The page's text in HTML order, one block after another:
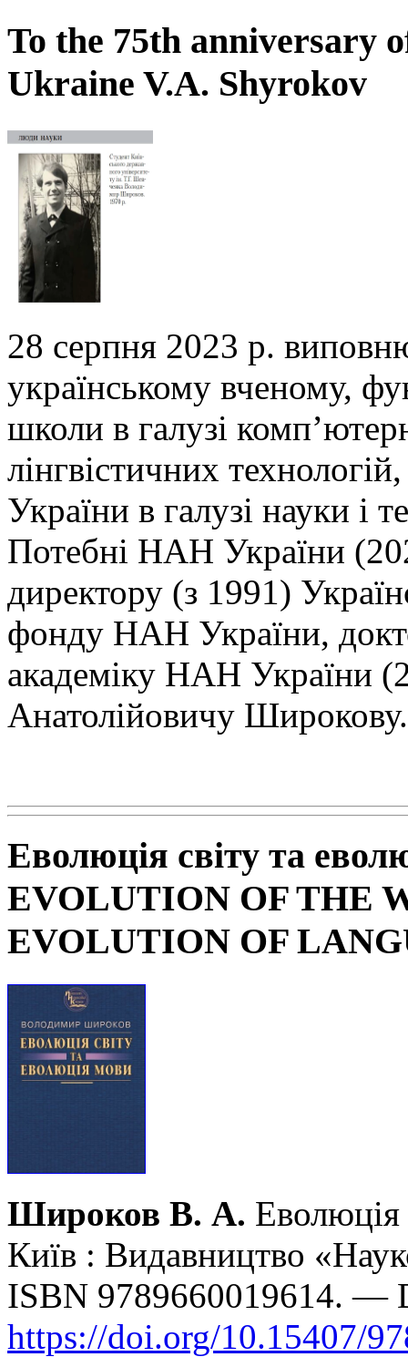
To the 75th anniversary
Ukraine V.A. Shyrokov
28 серпня 2023 р.
українському вченому,
школи в галузі
лінгвістичних
України в галузі науки і
Потебні НАН України
директору (з 1991)
фонду НАН України,
академіку НАН України
Анатолійовичу Широкову.
Еволюція світу та
EVOLUTION OF THE
EVOLUTION OF
Широков В. А.
Київ : Видавництво
ISBN 9789660019614. —
https://doi.org/10.15407/